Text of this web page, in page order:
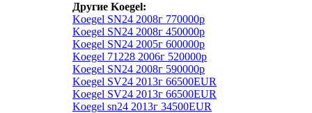
Другие Koegel:
Koegel SN24 2008г 770000р
Koegel SN24 2008г 450000р
Koegel SN24 2005г 600000р
Koegel 71228 2006г 520000р
Koegel SN24 2008г 590000р
Koegel SV24 2013г 66500EUR
Koegel SV24 2013г 66500EUR
Koegel sn24 2013г 34500EUR